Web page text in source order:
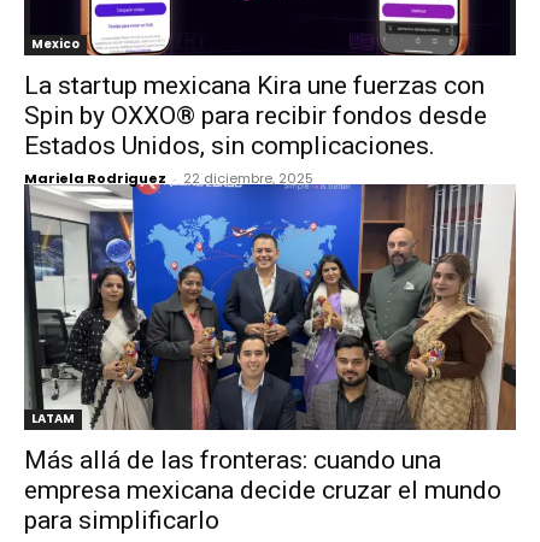
Mexico
La startup mexicana Kira une fuerzas con
Spin by OXXO® para recibir fondos desde
Estados Unidos, sin complicaciones.
Mariela Rodriguez - 22 diciembre, 2025
LATAM
Más allá de las fronteras: cuando una
empresa mexicana decide cruzar el mundo
para simplificarlo